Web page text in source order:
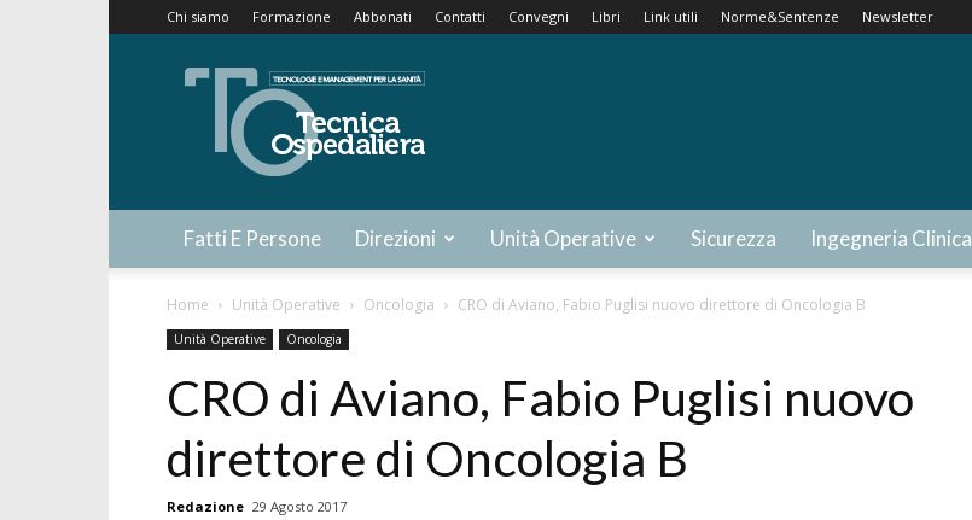
Chi siamo Formazione Abbonati Contatti Convegni Libri Link utili Norme&Sentenze Newsletter
Tecnica
Ospedaliera
Fatti E Persone Direzioni Unità Operative Sicurezza Ingegneria Clinica
Home Unità Operative Oncologia CRO di Aviano, Fabio Puglisi nuovo direttore di Oncologia B
Unità Operative Oncologia
CRO di Aviano, Fabio Puglisi nuovo
direttore di Oncologia B
Redazione 29 Agosto 2017